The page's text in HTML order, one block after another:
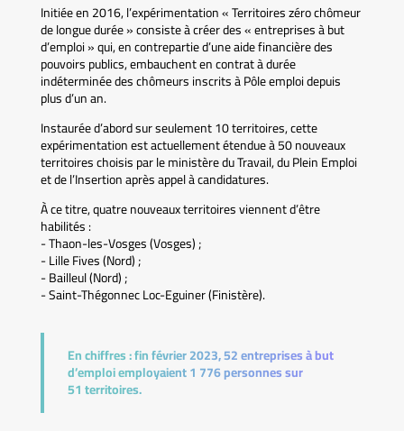
Initiée en 2016, l’expérimentation « Territoires zéro chômeur
de longue durée » consiste à créer des « entreprises à but
d’emploi » qui, en contrepartie d’une aide financière des
pouvoirs publics, embauchent en contrat à durée
indéterminée des chômeurs inscrits à Pôle emploi depuis
plus d’un an.
Instaurée d’abord sur seulement 10 territoires, cette
expérimentation est actuellement étendue à 50 nouveaux
territoires choisis par le ministère du Travail, du Plein Emploi
et de l’Insertion après appel à candidatures.
À ce titre, quatre nouveaux territoires viennent d’être
habilités :
- Thaon-les-Vosges (Vosges) ;
- Lille Fives (Nord) ;
- Bailleul (Nord) ;
- Saint-Thégonnec Loc-Eguiner (Finistère).
En chiffres :fin février 2023, 52 entreprises à but
d’emploi employaient 1 776 personnes sur
51 territoires.